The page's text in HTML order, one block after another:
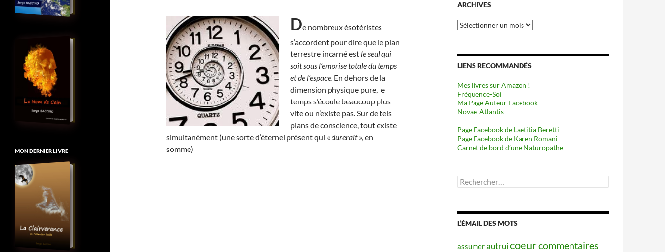
De nombreux ésotéristes
s’accordent pour dire que le plan
terrestre incarné est le seul qui
soit sous l’emprise totale du temps
et de l’espace. En dehors de la
dimension physique pure, le
temps s’écoule beaucoup plus
vite ou n’existe pas. Sur de tels
plans de conscience, tout existe
simultanément (une sorte d’éternel présent qui « durerait», en
somme)
ARCHIVES
Archives
LIENS RECOMMANDÉS
Mes livres sur Amazon !
Fréquence-Soi
Ma Page Auteur Facebook
Novae-Atlantis
Page Facebook de Laetitia Beretti
Page Facebook de Karen Romani
Carnet de bord d’une Naturopathe
Rechercher :
L’ÉMAIL DES MOTS
assumerautruicoeurcommentaires
MON DERNIER LIVRE